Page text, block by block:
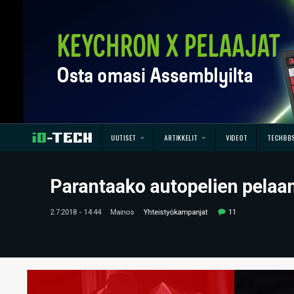
UUTISET ARTIKKELIT VIDEOT
Parantaako autopelien
2.7.2018 - 14:44 Mainos Yhteistyökampanjat 11